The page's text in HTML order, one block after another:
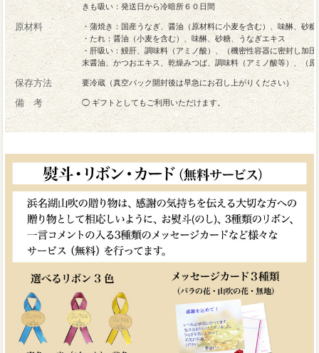
きも吸い：発送日から冷暗所６０日間
原材料
・蒲焼き：国産うなぎ、醤油（原材料に小麦を含む）、味醂、砂
・たれ：醤油（小麦を含む）、味醂、砂糖、うなぎエキス
・肝吸い：鰻肝、調味料（アミノ酸）、（機密性容器に密封し加
末醤油、かつおエキス、乾燥みつば、調味料（アミノ酸等）、（
保存方法 要冷蔵（真空パック開封後は早急にお召し上がりください）
備 考 ◯ ギフトとしてもご利用いただけます。